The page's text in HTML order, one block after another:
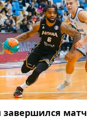
завершился